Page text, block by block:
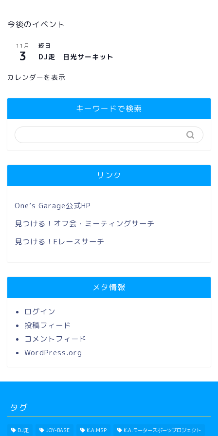
今後のイベント
11月
3
終日
DJ走 日光サーキット
カレンダーを表示
キーワードで検索
リンク
One’s Garage公式HP
見つける！オフ会・ミーティングサーチ
見つける！Eレースサーチ
メタ情報
ログイン
投稿フィード
コメントフィード
WordPress.org
タグ
DJ走 JOY-BASE K.A.MSP K.A.モータースポーツプロジェクト